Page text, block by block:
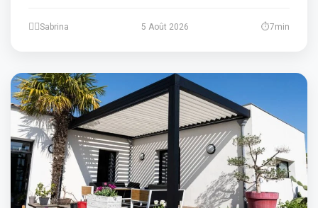
Sabrina 5 Août 2026 7min